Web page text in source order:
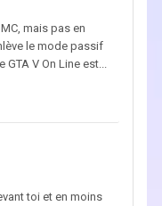
mais pas en
le mode passif
V On Line est...
toi et en moins